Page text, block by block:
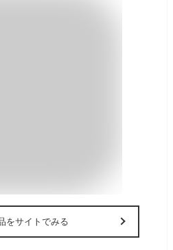
をサイトでみる